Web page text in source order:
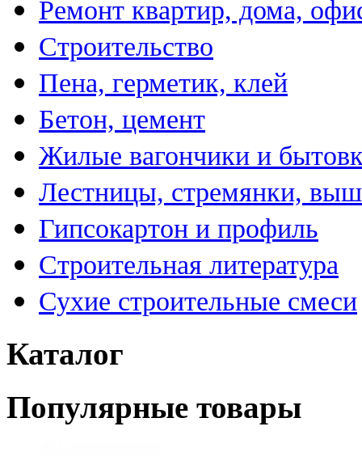
Ремонт квартир, дома,
Строительство
Пена, герметик, клей
Бетон, цемент
Жилые вагончики и
Лестницы, стремянки,
Гипсокартон и профиль
Строительная литература
Сухие строительные смеси
Каталог
Популярные товары